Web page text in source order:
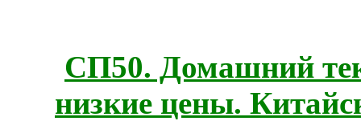
СП50. Домашний
низкие цены.